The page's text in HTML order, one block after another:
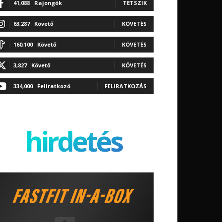
41,088 Rajongók TETSZIK
63,287 Követő KÖVETÉS
160,100 Követő KÖVETÉS
3,827 Követő KÖVETÉS
334,000 Feliratkozó FELIRATKOZÁS
hirdetés